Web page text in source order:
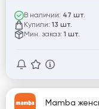
В наличии: 47 шт.
Купили: 13 шт.
Мин. заказ: 1 шт.
Mamba